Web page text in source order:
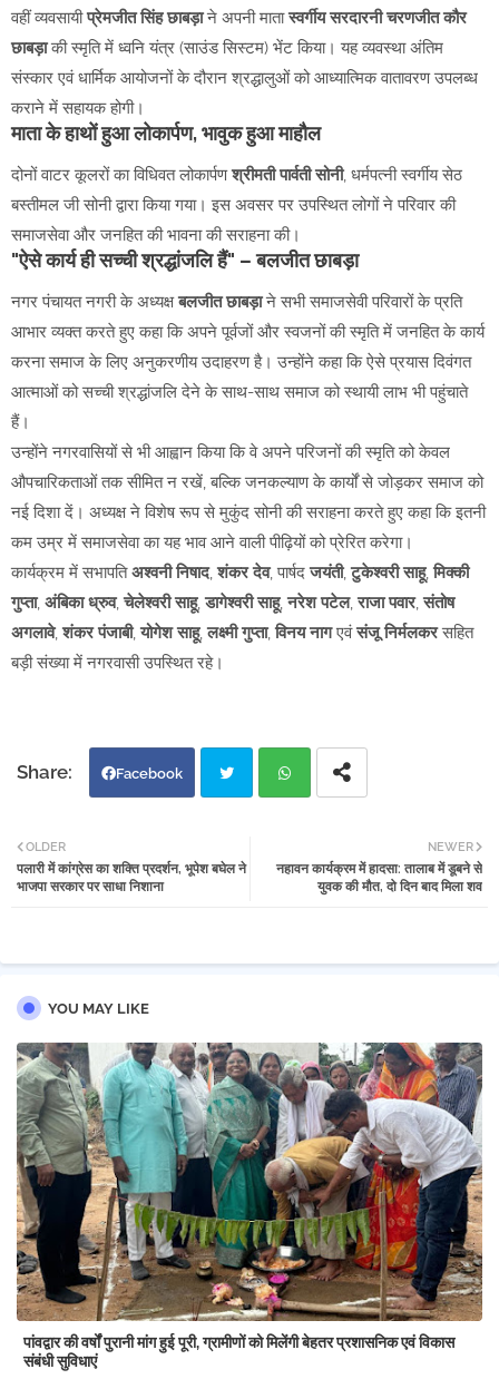
वहीं व्यवसायीप्रेमजीत सिंह छाबड़ाने अपनी मातास्वर्गीय सरदारनी चरणजीत कौर
छाबड़ाकी स्मृति में ध्वनि यंत्र (साउंड सिस्टम) भेंट किया। यह व्यवस्था अंतिम
संस्कार एवं धार्मिक आयोजनों के दौरान श्रद्धालुओं को आध्यात्मिक वातावरण उपलब्ध
कराने में सहायक होगी।
माता के हाथों हुआ लोकार्पण, भावुक हुआ माहौल
दोनों वाटर कूलरों का विधिवत लोकार्पणश्रीमती पार्वती सोनी, धर्मपत्नी स्वर्गीय सेठ
बस्तीमल जी सोनी द्वारा किया गया। इस अवसर पर उपस्थित लोगों ने परिवार की
समाजसेवा और जनहित की भावना की सराहना की।
"ऐसे कार्य ही सच्ची श्रद्धांजलि हैं" – बलजीत छाबड़ा
नगर पंचायत नगरी के अध्यक्षबलजीत छाबड़ाने सभी समाजसेवी परिवारों के प्रति
आभार व्यक्त करते हुए कहा कि अपने पूर्वजों और स्वजनों की स्मृति में जनहित के कार्य
करना समाज के लिए अनुकरणीय उदाहरण है। उन्होंने कहा कि ऐसे प्रयास दिवंगत
आत्माओं को सच्ची श्रद्धांजलि देने के साथ-साथ समाज को स्थायी लाभ भी पहुंचाते
हैं।
उन्होंने नगरवासियों से भी आह्वान किया कि वे अपने परिजनों की स्मृति को केवल
औपचारिकताओं तक सीमित न रखें, बल्कि जनकल्याण के कार्यों से जोड़कर समाज को
नई दिशा दें। अध्यक्ष ने विशेष रूप से मुकुंद सोनी की सराहना करते हुए कहा कि इतनी
कम उम्र में समाजसेवा का यह भाव आने वाली पीढ़ियों को प्रेरित करेगा।
कार्यक्रम में सभापतिअश्वनी निषाद,शंकर देव, पार्षदजयंती,टुकेश्वरी साहू,मिक्की
गुप्ता, अंबिका ध्रुव,चेलेश्वरी साहू,डागेश्वरी साहू,नरेश पटेल,राजा पवार,संतोष
अगलावे,शंकर पंजाबी,योगेश साहू,लक्ष्मी गुप्ता,विनय नागएवंसंजू निर्मलकरसहित
बड़ी संख्या में नगरवासी उपस्थित रहे।
Facebook
tter atsa
NEWER
नहावन कार्यक्रम में हादसा: तालाब में डूबने से
युवक की मौत, दो दिन बाद मिला शव
OLDER
पलारी में कांग्रेस का शक्ति प्रदर्शन, भूपेश बघेल ने
भाजपा सरकार पर साधा निशाना
YOU MAY LIKE
पांवद्वार की वर्षों पुरानी मांग हुई पूरी, ग्रामीणों को मिलेंगी बेहतर प्रशासनिक एवं विकास
संबंधी सुविधाएं